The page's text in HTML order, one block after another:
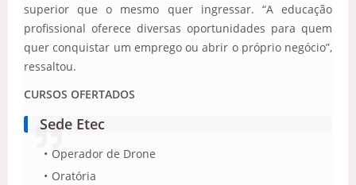
superior que o mesmo quer ingressar. “A educação
profissional oferece diversas oportunidades para quem
quer conquistar um emprego ou abrir o próprio negócio”,
ressaltou.
CURSOS OFERTADOS
Sede Etec
Operador de Drone
Oratória